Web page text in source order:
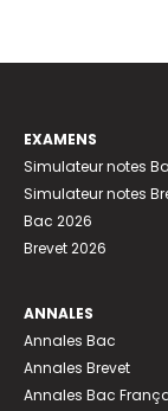
EXAMENS
Simulateur notes
Simulateur notes
Bac 2026
Brevet 2026
ANNALES
Annales Bac
Annales Brevet
Annales Bac